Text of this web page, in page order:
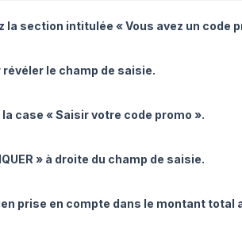
la section intitulée « Vous avez un code
le champ de saisie.
case « Saisir votre code promo ».
» à droite du champ de saisie.
prise en compte dans le montant total